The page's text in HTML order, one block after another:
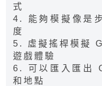
式
4. 能夠模擬像是
度
5. 虛擬搖桿模擬
遊戲體驗
6. 可以匯入匯出
和地點